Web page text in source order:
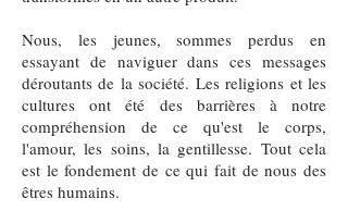
Nous, les jeunes, sommes perdus en
essayant de naviguer dans ces messages
déroutants de la société. Les religions et les
cultures ont été des barrières à notre
compréhension de ce qu'est le corps,
l'amour, les soins, la gentillesse. Tout cela
est le fondement de ce qui fait de nous des
êtres humains.